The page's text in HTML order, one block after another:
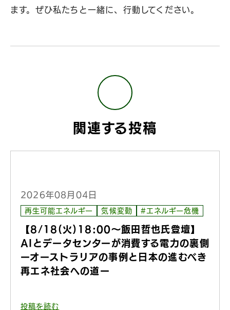
ます。ぜひ私たちと一緒に、行動してください。
関連する投稿
2026年08月04日
再生可能エネルギー 気候変動 #エネルギー危機
【8/18(火)18:00〜飯田哲也氏登壇】
AIとデータセンターが消費する電力の裏側
ーオーストラリアの事例と日本の進むべき
再エネ社会への道ー
投稿を読む